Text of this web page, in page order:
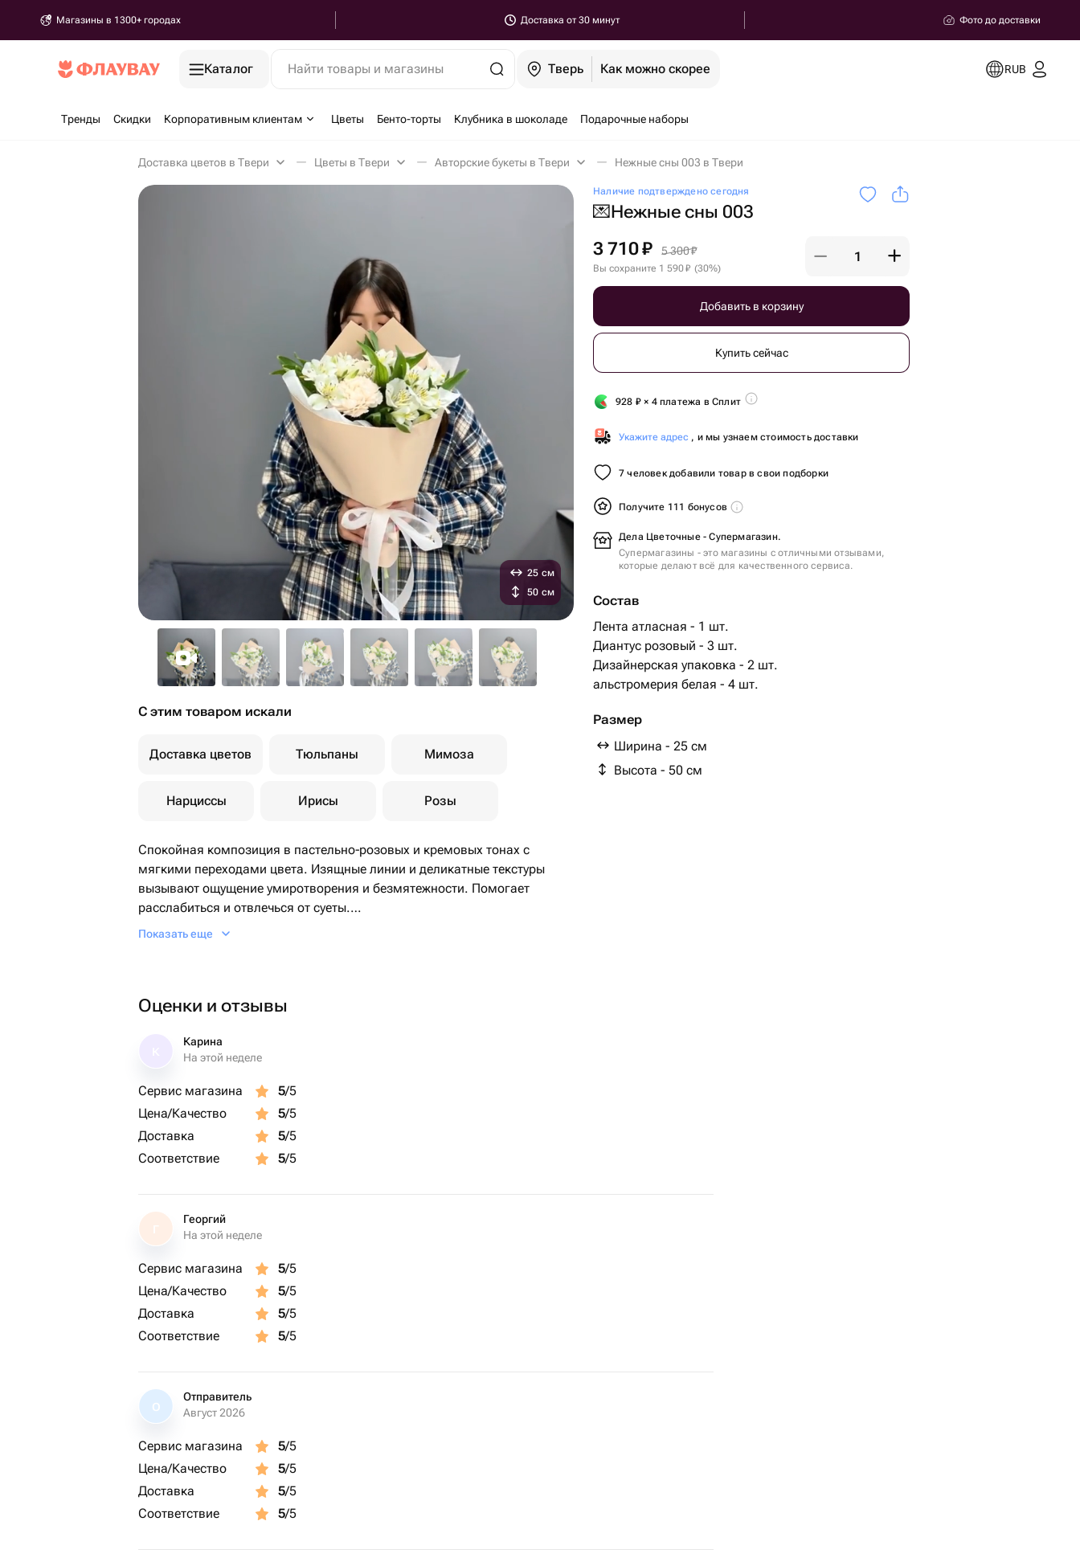
Магазины в 1300+ городах Доставка от 30 минут Фото до доставки
Каталог Найти товары и магазины Тверь Как можно скорее RUB
Тренды Скидки Корпоративным клиентам Цветы Бенто-торты Клубника в шоколаде Подарочные наборы
Доставка цветов в Твери Цветы в Твери Авторские букеты в Твери Нежные сны 003 в Твери
Наличие подтверждено сегодня
💌Нежные сны 003
3 710₽ 5 300₽
Вы сохраните 1 590₽ (30%)
Добавить в корзину
Купить сейчас
928 ₽ × 4 платежа в Сплит
Укажите адрес , и мы узнаем стоимость доставки
7 человек добавили товар в свои подборки
Получите 111 бонусов
Дела Цветочные - Супермагазин.
Супермагазины - это магазины с отличными отзывами,
которые делают всё для качественного сервиса.
Состав
Лента атласная - 1 шт.
Диантус розовый - 3 шт.
Дизайнерская упаковка - 2 шт.
альстромерия белая - 4 шт.
Размер
Ширина - 25 см
Высота - 50 см
25 см
50 см
С этим товаром искали
Доставка цветов Тюльпаны Мимоза
Нарциссы Ирисы Розы
Спокойная композиция в пастельно‑розовых и кремовых тонах с
мягкими переходами цвета. Изящные линии и деликатные текстуры
вызывают ощущение умиротворения и безмятежности. Помогает
расслабиться и отвлечься от суеты.
💫Вода должна быть холодной.
💫Каждый день меняйте воду и обновляете срез.
💫Не ставьте цветы у батареи и отопительных приборов, на прямые
солнечные лучи и сквозняки, на кухню около фруктов. Чем прохладнее
место, тем они дольше вас будут радовать!
💫Температура не выше 15 градусов.
Цветок/срез/уровень воду:
-косой срез
-вода меньше половины
-косой срез
-удалить пыльник с тычинок
-воды больше половины
💐Гвоздика
-воды больше половины
💐Ромашки
-косой срез
-воды больше половины
💐Роза/кустовая роза
-косой срез
-удалить листья, которые могут быть погружены в воду
-воды больше половины или целая ваза
Показать еще
Оценки и отзывы
Карина
На этой неделе
Сервис магазина 5/5
Цена/Качество
5/5
Доставка
5/5
Соответствие
5/5
Г
Георгий
На этой неделе
Сервис магазина 5/5
Цена/Качество
5/5
Доставка
5/5
Соответствие
5/5
О
Отправитель
Август 2026
Сервис магазина 5/5
Цена/Качество
5/5
Доставка
5/5
Соответствие
5/5